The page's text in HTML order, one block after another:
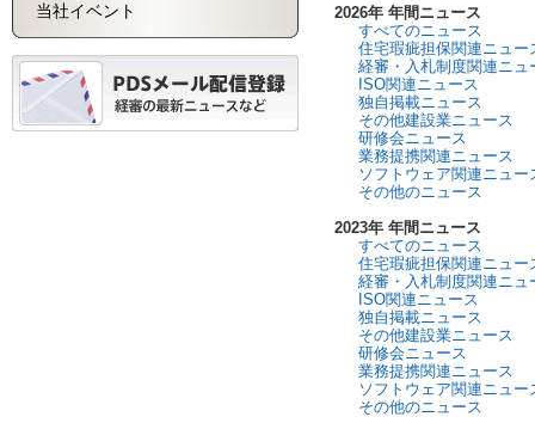
2026年 年間ニュース
すべてのニュース
住宅瑕疵担保関連ニュー
経審・入札制度関連ニュ
ISO関連ニュース
独自掲載ニュース
その他建設業ニュース
研修会ニュース
業務提携関連ニュース
ソフトウェア関連ニュー
その他のニュース
2023年 年間ニュース
すべてのニュース
住宅瑕疵担保関連ニュー
経審・入札制度関連ニュ
ISO関連ニュース
独自掲載ニュース
その他建設業ニュース
研修会ニュース
業務提携関連ニュース
ソフトウェア関連ニュー
その他のニュース
当社イベント